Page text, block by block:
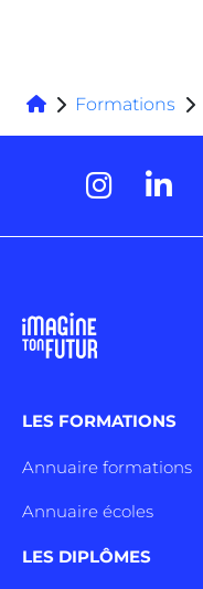
Formations
LES FORMATIONS
Annuaire formations
Annuaire écoles
LES DIPLÔMES